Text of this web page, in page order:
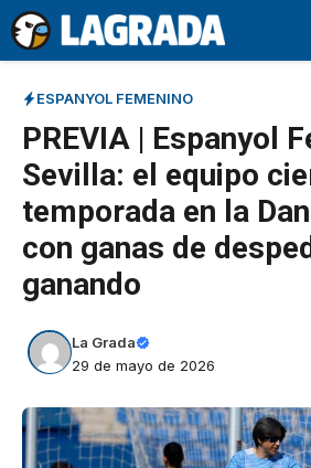
Saltar
al
contenido
ESPANYOL FEMENINO
PREVIA | Espanyol
Sevilla: el equipo
temporada en la
con ganas de
ganando
La Grada
29 de mayo de 2026